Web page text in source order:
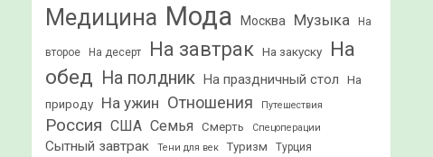
Медицина Мода Москва Музыка На
второе На десерт На завтрак На закуску
На
обед На полдник На праздничный стол
На
природу
На ужин Отношения Путешествия
Россия США Семья Смерть Спецоперации
Сытный завтрак Тени для век Туризм Турция